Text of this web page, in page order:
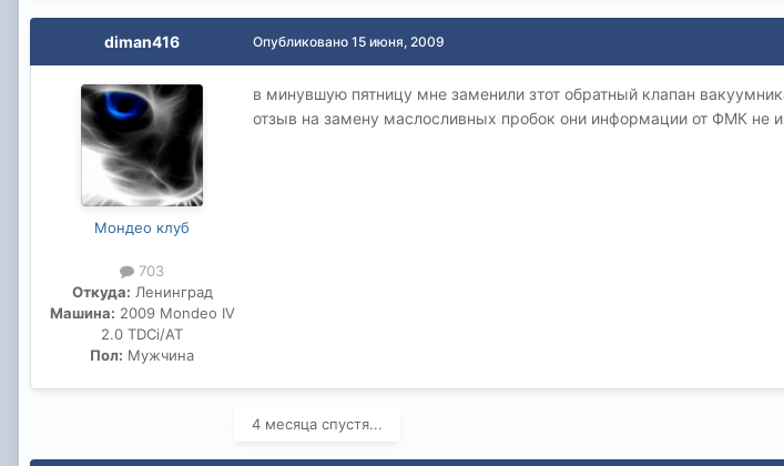
diman416
Мондео клуб
703
Откуда: Ленинград
Машина: 2009 Mondeo IV
2.0 TDCi/AT
Пол: Мужчина
Опубликовано 15 июня, 2009
в минувшую пятницу мне заменили зтот обратный клапан
отзыв на замену маслосливных пробок они информации от ФМК не
4 месяца спустя...